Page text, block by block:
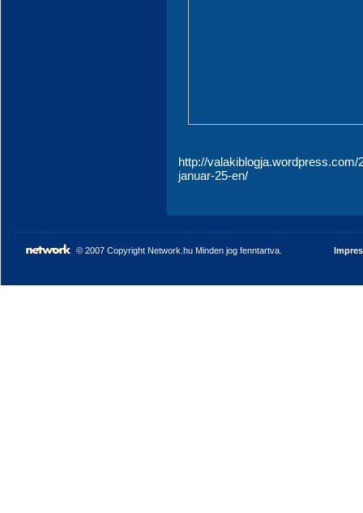
http://
januar-25-en/
© 2007 Copyright Network.hu Minden jog fenntartva.